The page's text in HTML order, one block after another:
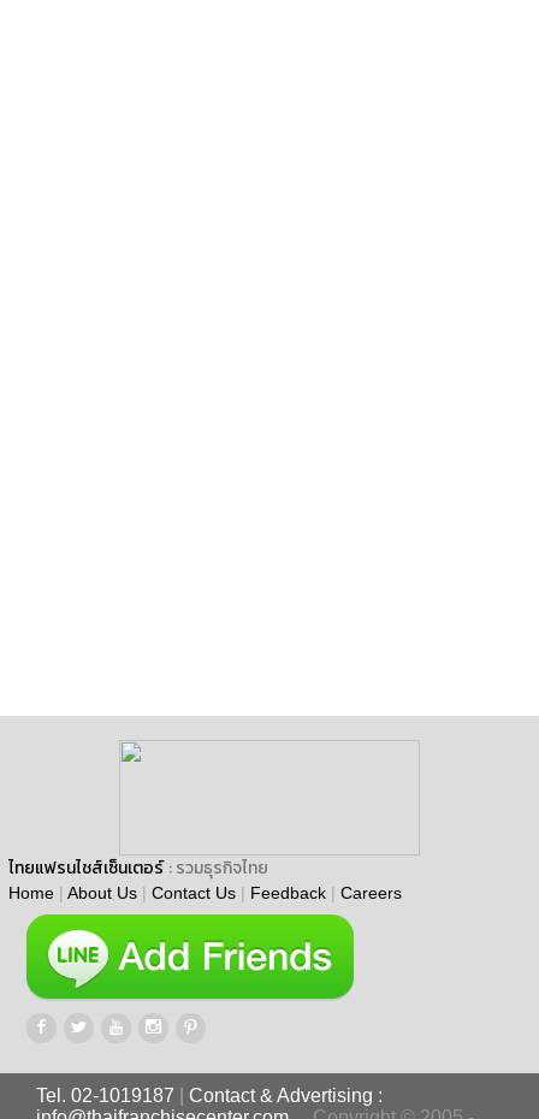
ไทยแฟรนไชส์เซ็นเตอร์ : รวมธุรกิจไทย
Home | About Us | Contact Us | Feedback | Careers
Tel. 02-1019187
Contact & Advertising :